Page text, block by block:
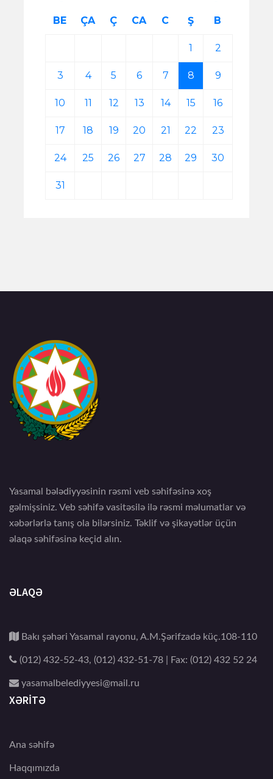
BE ÇA Ç CA C Ş B
1 2
3 4 5 6 7 8 9
10 11 12 13 14 15 16
17 18 19 20 21 22 23
24 25 26 27 28 29 30
31
Yasamal bələdiyyəsinin rəsmi veb səhifəsinə xoş
gəlmişsiniz. Veb səhifə vasitəsilə ilə rəsmi məlumatlar və
xəbərlərlə tanış ola bilərsiniz. Təklif və şikayətlər üçün
əlaqə səhifəsinə keçid alın.
ƏLAQƏ
Bakı şəhəri Yasamal rayonu, A.M.Şərifzadə küç.108-110
(012) 432-52-43, (012) 432-51-78 | Fax: (012) 432 52 24
yasamalbelediyyesi@mail.ru
XƏRİTƏ
Ana səhifə
Haqqımızda